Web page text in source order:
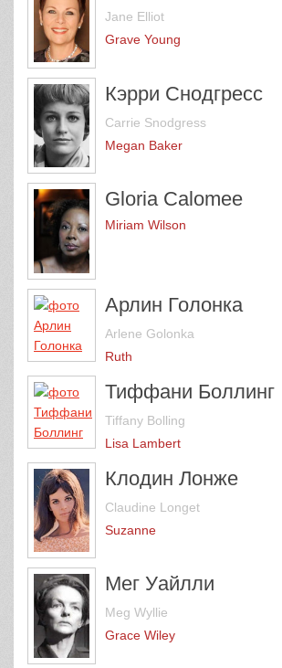
Jane Elliot
Grave Young
Кэрри Снодгресс
Carrie Snodgress
Megan Baker
Gloria Calomee
Miriam Wilson
Арлин Голонка
Arlene Golonka
Ruth
Тиффани Боллинг
Tiffany Bolling
Lisa Lambert
Клодин Лонже
Claudine Longet
Suzanne
Мег Уайлли
Meg Wyllie
Grace Wiley